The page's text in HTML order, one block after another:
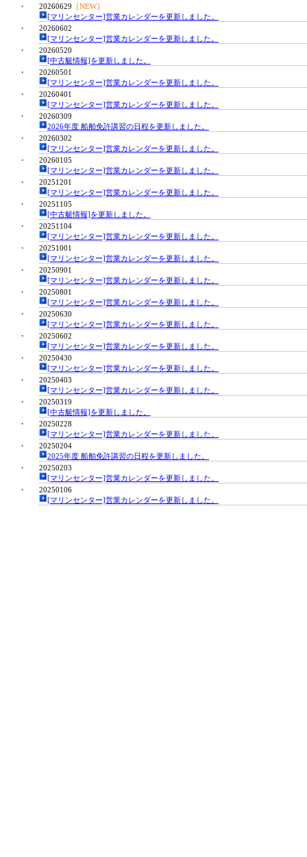
・ 20260629 ［NEW］
[マリンセンター]営業カレンダーを更新しました。
・
20260602
[マリンセンター]営業カレンダーを更新しました。
・
20260520
[中古艇情報]を更新しました。
・
20260501
[マリンセンター]営業カレンダーを更新しました。
・
20260401
[マリンセンター]営業カレンダーを更新しました。
・
20260309
2026年度 船舶免許講習の日程を更新しました。
・
20260302
[マリンセンター]営業カレンダーを更新しました。
・
20260105
[マリンセンター]営業カレンダーを更新しました。
・
20251201
[マリンセンター]営業カレンダーを更新しました。
・
20251105
[中古艇情報]を更新しました。
・
20251104
[マリンセンター]営業カレンダーを更新しました。
・
20251001
[マリンセンター]営業カレンダーを更新しました。
・
20250901
[マリンセンター]営業カレンダーを更新しました。
・
20250801
[マリンセンター]営業カレンダーを更新しました。
・
20250630
[マリンセンター]営業カレンダーを更新しました。
・
20250602
[マリンセンター]営業カレンダーを更新しました。
・
20250430
[マリンセンター]営業カレンダーを更新しました。
・
20250403
[マリンセンター]営業カレンダーを更新しました。
・
20250319
[中古艇情報]を更新しました。
・
20250228
[マリンセンター]営業カレンダーを更新しました。
・
20250204
2025年度 船舶免許講習の日程を更新しました。
・
20250203
[マリンセンター]営業カレンダーを更新しました。
・
20250106
[マリンセンター]営業カレンダーを更新しました。